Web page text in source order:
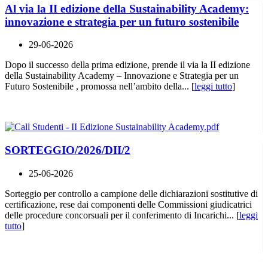
Al via la II edizione della Sustainability Academy:
innovazione e strategia per un futuro sostenibile
29-06-2026
Dopo il successo della prima edizione, prende il via la II edizione
della Sustainability Academy – Innovazione e Strategia per un
Futuro Sostenibile , promossa nell’ambito della... [leggi tutto]
SORTEGGIO/2026/DII/2
25-06-2026
Sorteggio per controllo a campione delle dichiarazioni sostitutive di
certificazione, rese dai componenti delle Commissioni giudicatrici
delle procedure concorsuali per il conferimento di Incarichi... [leggi
tutto]